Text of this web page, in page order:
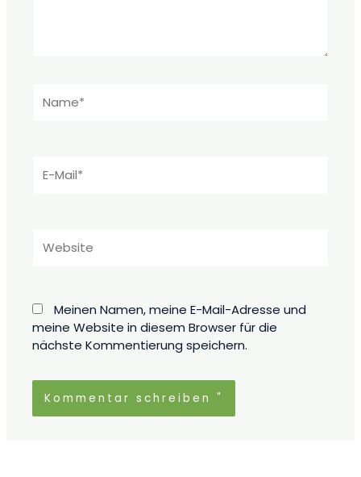
Mail*
Meinen Namen, meine E-Mail-Adresse und
meine Website in diesem Browser für die
nächste Kommentierung speichern.